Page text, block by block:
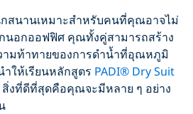
สนานเหมาะสำหรับคนที่คุณอาจไม่
นอกออฟฟิศ คุณทั้งคู่สามารถสร้าง
มท้าทายของการดำน้ำที่อุณหภูมิ
ให้เรียนหลักสูตร PADI® Dry Suit
สิ่งที่ดีที่สุดคือคุณจะมีหลาย ๆ อย่าง